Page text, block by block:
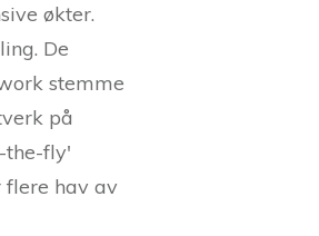
økter.
De
stemme
på
the-fly'
hav av